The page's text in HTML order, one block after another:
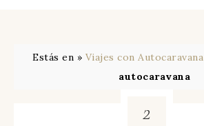
Estás en » Viajes con Autocaravana
autocaravana
2